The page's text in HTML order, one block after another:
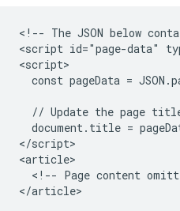
<!-- The JSON below
<script id="page-data"
<script>
const pageData =
// Update the page
document.title =
</script>
<article>
<!-- Page content